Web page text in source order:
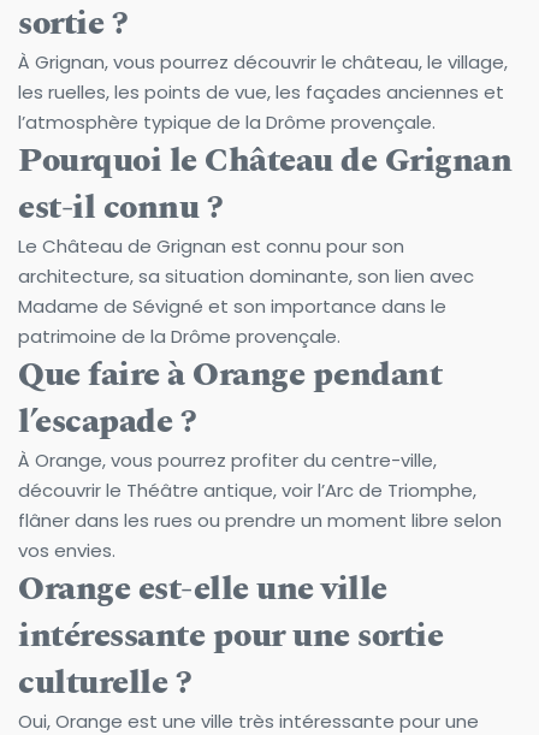
sortie ?
À Grignan, vous pourrez découvrir le château, le village,
les ruelles, les points de vue, les façades anciennes et
l’atmosphère typique de la Drôme provençale.
Pourquoi le Château de Grignan
est-il connu ?
Le Château de Grignan est connu pour son
architecture, sa situation dominante, son lien avec
Madame de Sévigné et son importance dans le
patrimoine de la Drôme provençale.
Que faire à Orange pendant
l’escapade ?
À Orange, vous pourrez profiter du centre-ville,
découvrir le Théâtre antique, voir l’Arc de Triomphe,
flâner dans les rues ou prendre un moment libre selon
vos envies.
Orange est-elle une ville
intéressante pour une sortie
culturelle ?
Oui, Orange est une ville très intéressante pour une